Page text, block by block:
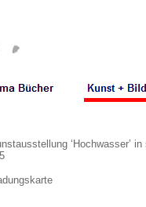
‘Hochwasser’ in